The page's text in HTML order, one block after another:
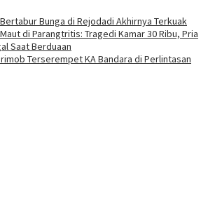
Bunga di Rejodadi Akhirnya Terkuak
di Parangtritis: Tragedi Kamar 30 Ribu, Pria
Saat Berduaan
Terserempet KA Bandara di Perlintasan